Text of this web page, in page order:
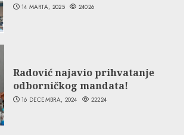
14 MARTA, 2025 24026
Radović najavio prihvatanje
odborničkog mandata!
16 DECEMBRA, 2024 22224